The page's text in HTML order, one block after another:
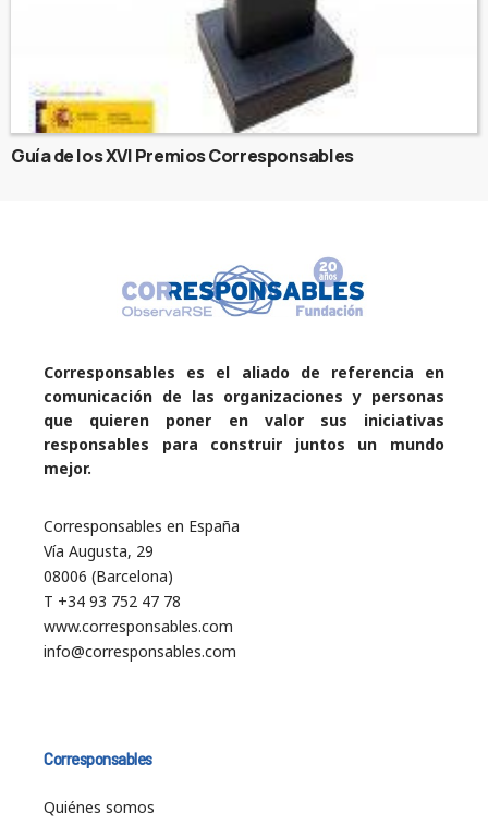
Guía de los XVI Premios Corresponsables
Corresponsables es el aliado de referencia en
comunicación de las organizaciones y personas
que quieren poner en valor sus iniciativas
responsables para construir juntos un mundo
mejor.
Corresponsables en España
Vía Augusta, 29
08006 (Barcelona)
T +34 93 752 47 78
www.corresponsables.com
info@corresponsables.com
Corresponsables
Quiénes somos